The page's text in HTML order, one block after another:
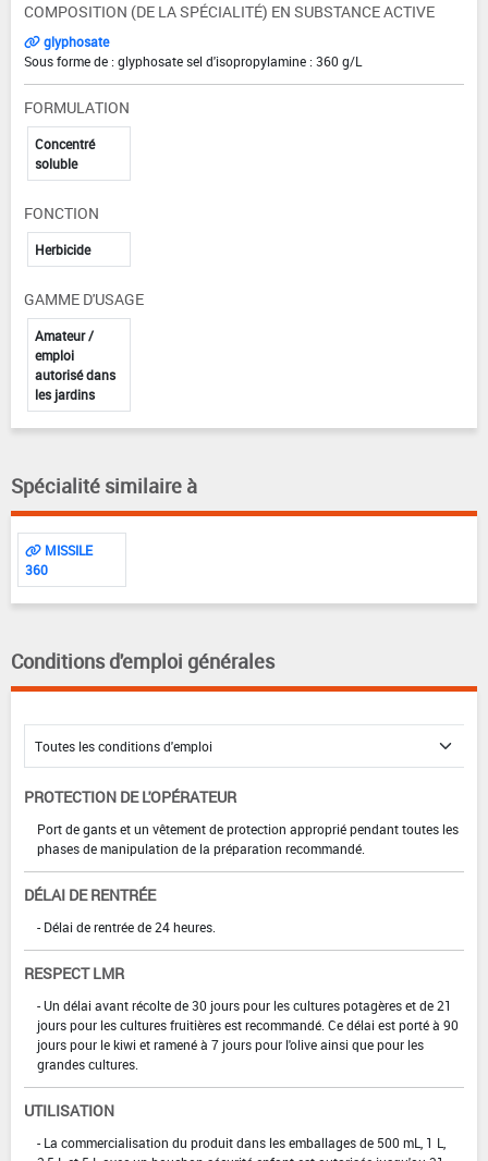
COMPOSITION (DE LA SPÉCIALITÉ) EN SUBSTANCE ACTIVE
glyphosate
Sous forme de : glyphosate sel d'isopropylamine : 360 g/L
FORMULATION
Concentré
soluble
FONCTION
Herbicide
GAMME D'USAGE
Amateur /
emploi
autorisé dans
les jardins
Spécialité similaire à
MISSILE
360
Conditions d'emploi générales
PROTECTION DE L'OPÉRATEUR
Port de gants et un vêtement de protection approprié pendant toutes les
phases de manipulation de la préparation recommandé.
DÉLAI DE RENTRÉE
- Délai de rentrée de 24 heures.
RESPECT LMR
- Un délai avant récolte de 30 jours pour les cultures potagères et de 21
jours pour les cultures fruitières est recommandé. Ce délai est porté à 90
jours pour le kiwi et ramené à 7 jours pour l'olive ainsi que pour les
grandes cultures.
UTILISATION
- La commercialisation du produit dans les emballages de 500 mL, 1 L,